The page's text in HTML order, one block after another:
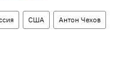
США Антон Чехов